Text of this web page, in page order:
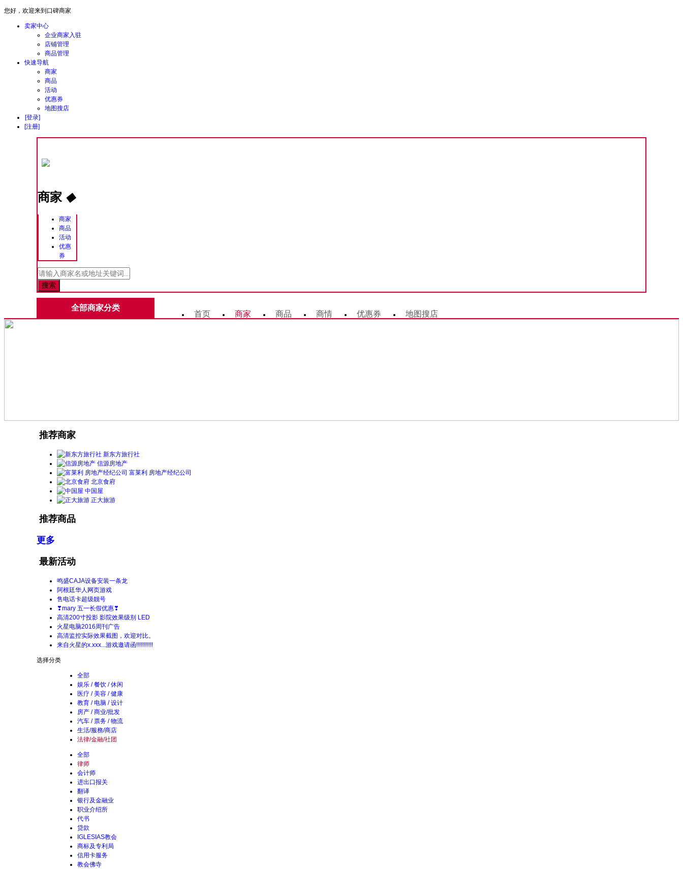
您好，欢迎来到口碑商家
卖家中心
企业商家入驻
店铺管理
商品管理
快速导航
商家
商品
活动
优惠券
地图搜店
[登录]
[注册]
商家 ◆
商家
商品
活动
优惠
券
全部商家分类
首页 商家 商品 商情 优惠券 地图搜店
推荐商家
新东方旅行社
信源房地产
富莱利 房地产经纪公司
北京食府
中国屋
正大旅游
推荐商品
更多
最新活动
鸣盛CAJA设备安装一条龙
阿根廷华人网页游戏
售电话卡超级靓号
❣mary 五一长假优惠❣
高清200寸投影 影院效果级别 LED
火星电脑2016周刊广告
高清监控实际效果截图，欢迎对比。
来自火星的x.xxx...游戏邀请函!!!!!!!!!!!
选择分类
全部
娱乐 / 餐饮 / 休闲
医疗 / 美容 / 健康
教育 / 电脑 / 设计
房产 / 商业/批发
汽车 / 票务 / 物流
生活/服務/商店
法律/金融/社团
全部
律师
会计师
进出口报关
翻译
银行及金融业
职业介绍所
代书
贷款
IGLESIAS教会
商标及专利局
信用卡服务
教会佛寺